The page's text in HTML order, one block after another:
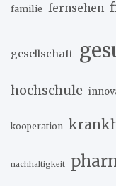
familie fernsehen
gesellschaft
hochschule
kooperation
nachhaltigkeit